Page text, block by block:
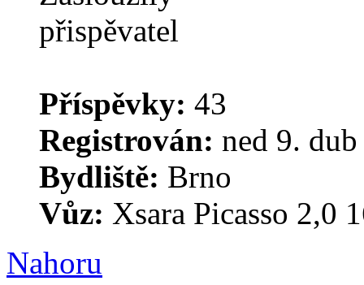
Příspěvky: 43
Registrován: ned 9.
Bydliště: Brno
Vůz: Xsara Picasso 2,0
Nahoru